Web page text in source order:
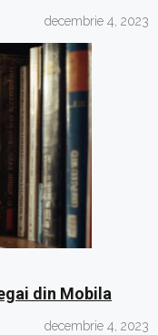
decembrie 4, 2023
din Mobila
decembrie 4, 2023